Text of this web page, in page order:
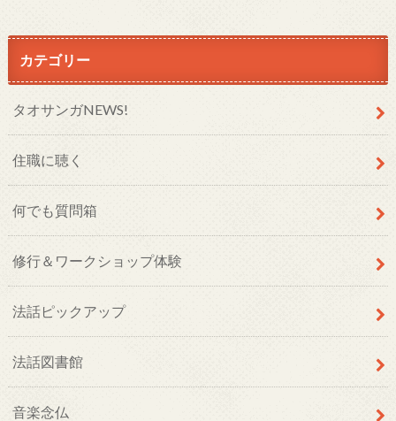
カテゴリー
タオサンガNEWS!
住職に聴く
何でも質問箱
修行＆ワークショップ体験
法話ピックアップ
法話図書館
音楽念仏